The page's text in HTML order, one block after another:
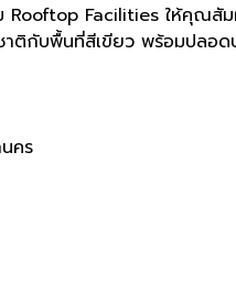
Facilities ให้คุณสั
ชาติกับพื้นที่สีเขียว พร้อมปลอ
คร